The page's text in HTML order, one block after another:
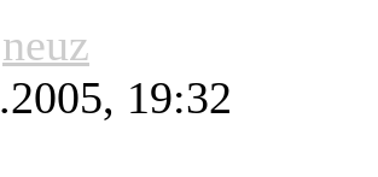
neuz
19:32